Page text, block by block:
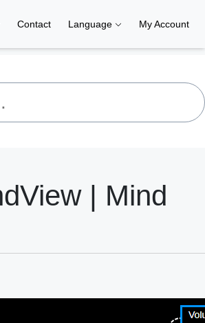
Contact Language My Account
| Mind